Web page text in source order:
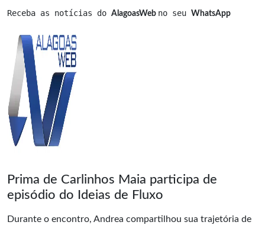
Receba as notícias do AlagoasWeb no seu WhatsApp
Prima de Carlinhos Maia participa de
episódio do Ideias de Fluxo
Durante o encontro, Andrea compartilhou sua trajetória de